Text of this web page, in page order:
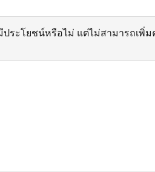
ะโยชน์หรือไม่ แต่ไม่สามารถเพิ่